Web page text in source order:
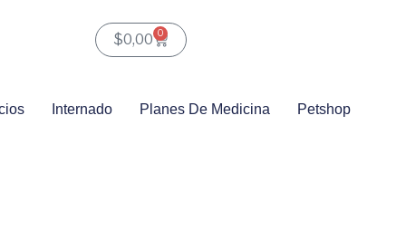
$0,00 0
Carrito
Internado Planes De Medicina Petshop